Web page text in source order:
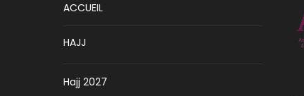
ACCUEIL
HAJJ
Hajj 2027